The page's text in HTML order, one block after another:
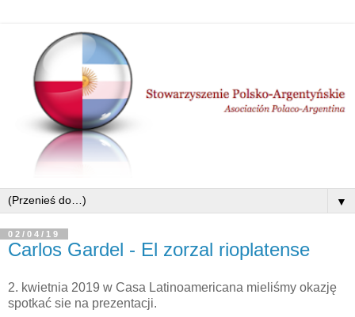
▼
02/04/19
Carlos Gardel - El zorzal rioplatense
2. kwietnia 2019 w Casa Latinoamericana mieliśmy okazję
spotkać sie na prezentacji.